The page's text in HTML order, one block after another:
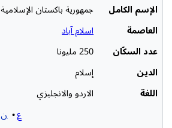
الإسم الکامل
جمهورية باكستان الإسلامية
العاصمة
اسلام آباد
عدد السکّان
250 مليونا
الدین
إسلام
اللغة
الاردو والانجليزي
ع ن